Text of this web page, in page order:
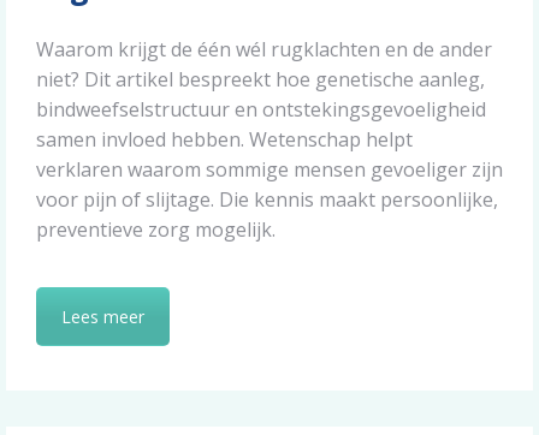
Waarom krijgt de één wél rugklachten en de ander
niet? Dit artikel bespreekt hoe genetische aanleg,
bindweefselstructuur en ontstekingsgevoeligheid
samen invloed hebben. Wetenschap helpt
verklaren waarom sommige mensen gevoeliger zijn
voor pijn of slijtage. Die kennis maakt persoonlijke,
preventieve zorg mogelijk.
Lees meer